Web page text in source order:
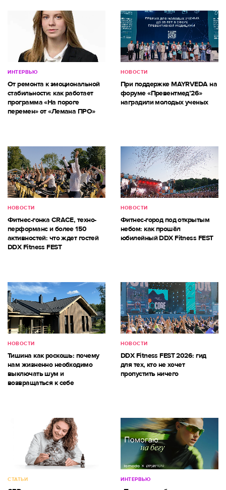
ИНТЕРВЬЮ
От ремонта к эмоциональной
стабильности: как работает
программа «На пороге
перемен» от «Лемана ПРО»
НОВОСТИ
При поддержке MAYRVEDA на
форуме «Превентмед’26»
наградили молодых ученых
НОВОСТИ
Фитнес-гонка CRACE, техно-
перформанс и более 150
активностей: что ждет гостей
DDX Fitness FEST
НОВОСТИ
Фитнес-город под открытым
небом: как прошёл
юбилейный DDX Fitness FEST
НОВОСТИ
Тишина как роскошь: почему
нам жизненно необходимо
выключать шум и
возвращаться к себе
НОВОСТИ
DDX Fitness FEST 2026: гид
для тех, кто не хочет
пропустить ничего
СТАТЬИ ИНТЕРВЬЮ